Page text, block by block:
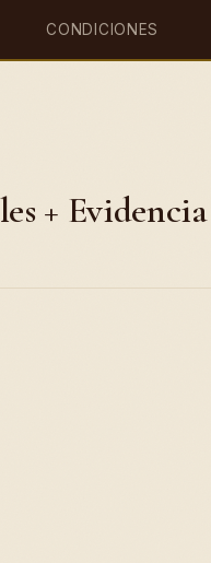
CONDICIONES
+ Evidencia